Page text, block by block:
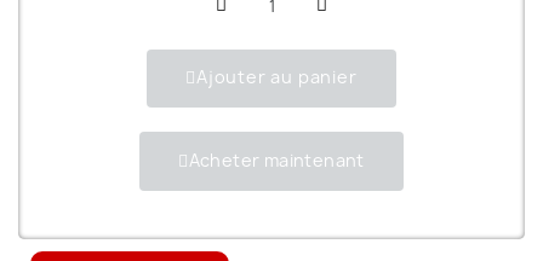
Ajouter au panier
Acheter maintenant